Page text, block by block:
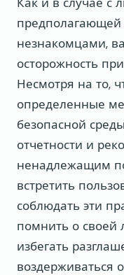
предполагающей
незнакомцами,
осторожность
Несмотря на то,
определенные
безопасной
отчетности и
ненадлежащим
встретить
соблюдать эти
помнить о своей
избегать
воздерживаться